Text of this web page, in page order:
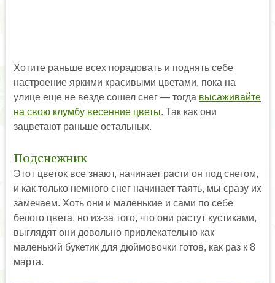
Хотите раньше всех порадовать и поднять себе
настроение яркими красивыми цветами, пока на
улице еще не везде сошел снег — тогда высаживайте
на свою клумбу весенние цветы. Так как они
зацветают раньше остальных.
Подснежник
Этот цветок все знают, начинает расти он под снегом,
и как только немного снег начинает таять, мы сразу их
замечаем. Хоть они и маленькие и сами по себе
белого цвета, но из-за того, что они растут кустиками,
выглядят они довольно привлекательно как
маленький букетик для дюймовочки готов, как раз к 8
марта.